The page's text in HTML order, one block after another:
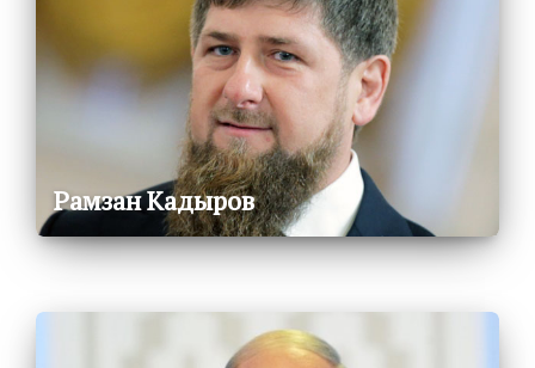
Рамзан Кадыров